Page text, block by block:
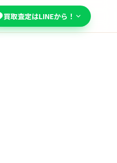
買取査定はLINEから！